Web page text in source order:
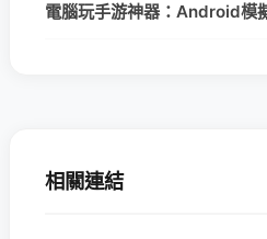
電腦玩手游神器：Android模
相關連結